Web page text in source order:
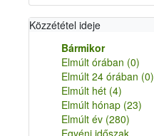
Közzététel ideje
Bármikor
Elmúlt órában (0)
Elmúlt 24 órában (0)
Elmúlt hét (4)
Elmúlt hónap (23)
Elmúlt év (280)
Egyéni időszak…